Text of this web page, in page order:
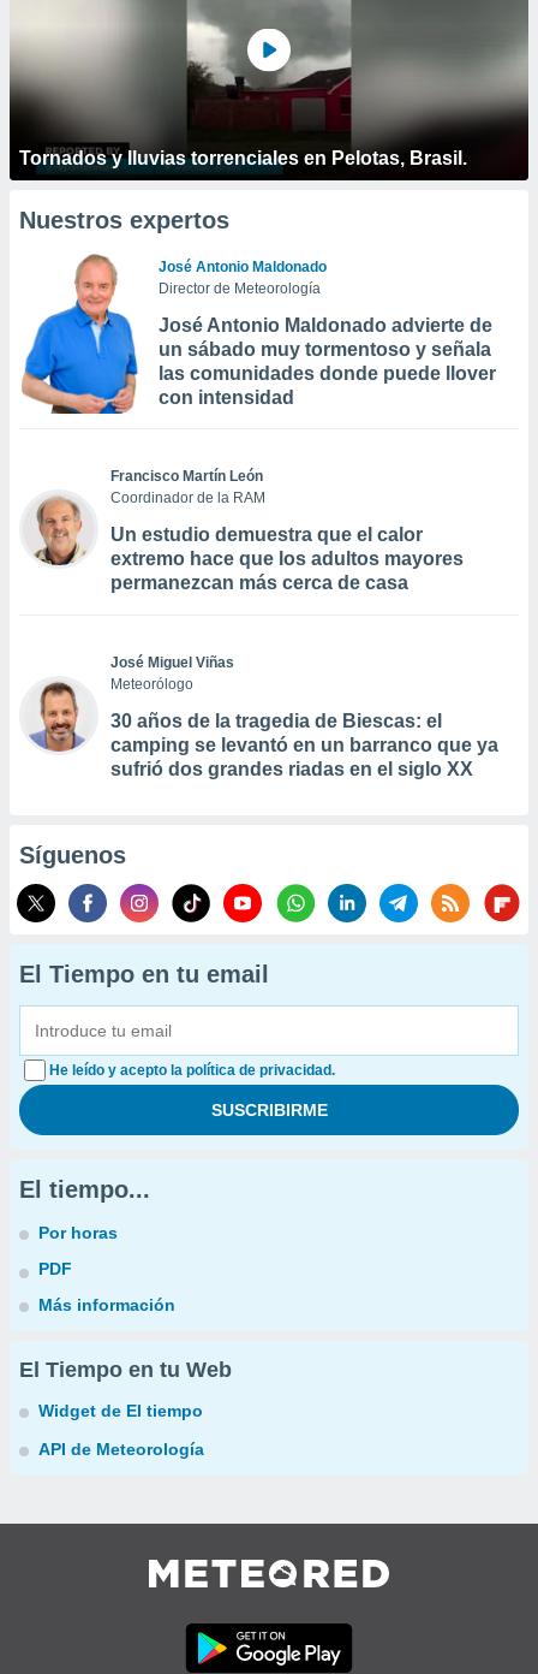
Tornados y lluvias torrenciales en Pelotas, Brasil.
Nuestros expertos
José Antonio Maldonado
Director de Meteorología
José Antonio Maldonado advierte de
un sábado muy tormentoso y señala
las comunidades donde puede llover
con intensidad
Francisco Martín León
Coordinador de la RAM
Un estudio demuestra que el calor
extremo hace que los adultos mayores
permanezcan más cerca de casa
José Miguel Viñas
Meteorólogo
30 años de la tragedia de Biescas: el
camping se levantó en un barranco que ya
sufrió dos grandes riadas en el siglo XX
Síguenos
El Tiempo en tu email
He leído y acepto la política de privacidad.
El tiempo...
Por horas
PDF
Más información
El Tiempo en tu Web
Widget de El tiempo
API de Meteorología